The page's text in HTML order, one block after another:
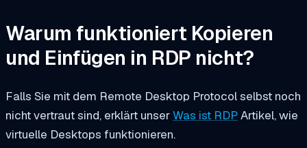
Warum funktioniert Kopieren
und Einfügen in RDP nicht?
Falls Sie mit dem Remote Desktop Protocol selbst noch
nicht vertraut sind, erklärt unserWas ist RDPArtikel, wie
virtuelle Desktops funktionieren.